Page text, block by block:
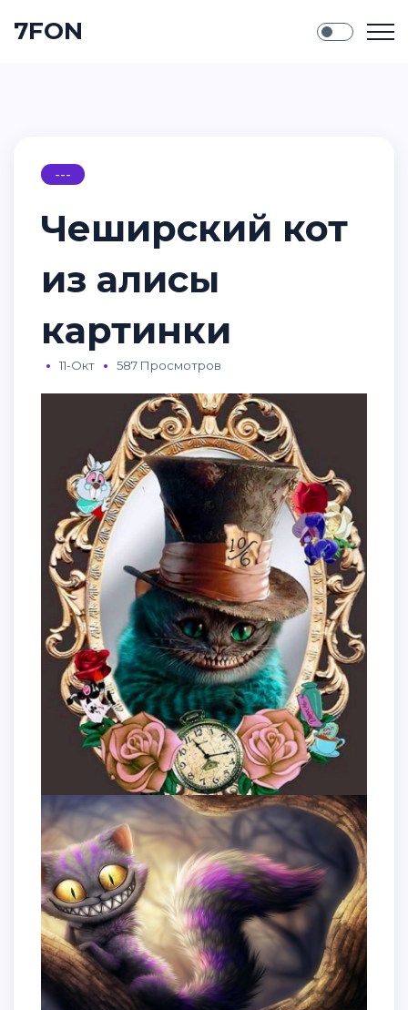
7FON
---
Чеширский кот
из алисы
картинки
11-Окт 587 Просмотров